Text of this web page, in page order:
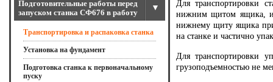
Подготовительные работы перед
запуском станка СФ676 в работу
Транспортировка и распаковка станка
Установка на фундамент
Подготовка станка к первоначальному
пуску
Для транспортировки
нижним щитом ящика, и
нижнему щиту ящика
на станке и частично
Для транспортировки
грузоподъемностью не